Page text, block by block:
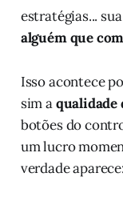
estratégias...
alguém que
Isso acontece
sim aqualidade
botões do
um lucro
verdade